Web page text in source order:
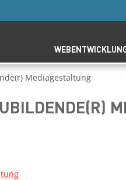
Mediagestaltung